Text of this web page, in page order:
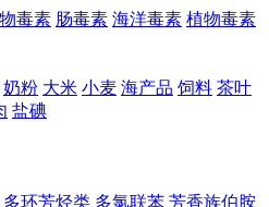
毒素 肠毒素 海洋毒素 植物毒素
奶粉 大米 小麦 海产品 饲料 茶叶
盐碘
多环芳烃类 多氯联苯 芳香族伯胺